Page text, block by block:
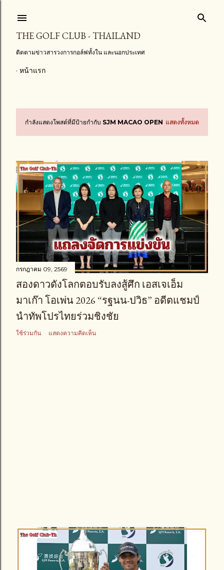
THE GOLF CLUB - THAILAND
ติดตามข่าวสารวงการกอล์ฟทั้งใน และนอกประเทศ
หน้าแรก
บ
ท
ค
ว
า
ม
กำลังแสดงโพสต์ที่มีป้ายกำกับ SJM MACAO OPEN แสดงทั้งหมด
กรกฎาคม 09, 2569
สองดาวดังโลกตอบรับลงสู้ศึก เอสเจเอ็ม
มาเก๊า โอเพ่น 2026 “รฐนน-ปวิธ” อดีตแชมป์
นำทัพโปรไทยร่วมชิงชัย
ใช้ร่วมกัน แสดงความคิดเห็น